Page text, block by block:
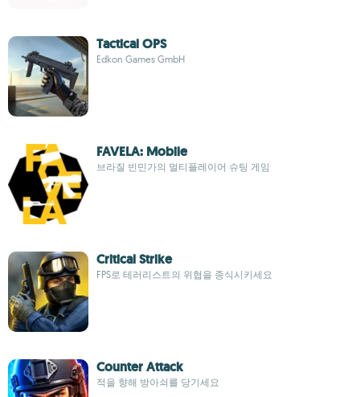
Tactical OPS
Edkon Games GmbH
FAVELA: Mobile
브라질 빈민가의 멀티플레이어 슈팅 게임
Critical Strike
FPS로 테러리스트의 위협을 종식시키세요
Counter Attack
적을 향해 방아쇠를 당기세요